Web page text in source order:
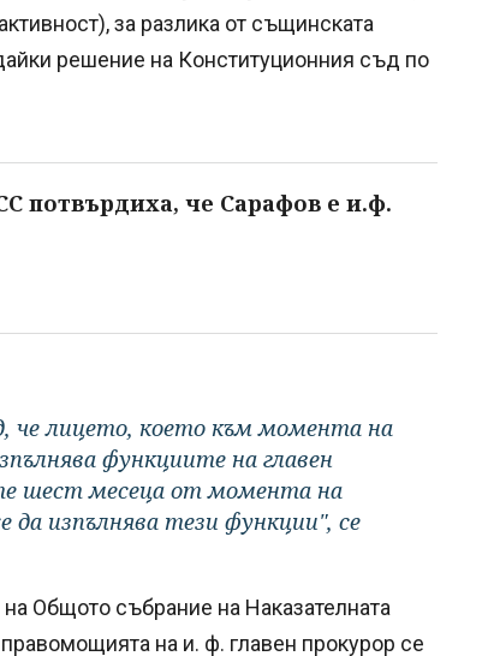
за разлика от същинската
решение на Конституционния съд по
потвърдиха, че Сарафов е и.ф.
че лицето, което към момента на
функциите на главен
шест месеца от момента на
да изпълнява тези функции", се
Общото събрание на Наказателната
на и. ф. главен прокурор се